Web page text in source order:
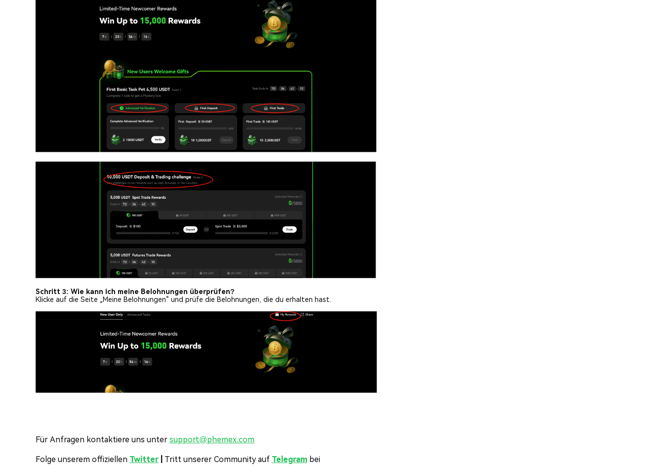
Schritt 3: Wie kann ich meine Belohnungen überprüfen?
Klicke auf die Seite „Meine Belohnungen“ und prüfe die Belohnungen, die du erhalten hast.
Für Anfragen kontaktiere uns unter support@phemex.com
Folge unserem offiziellen Twitter Tritt unserer Community auf Telegram bei